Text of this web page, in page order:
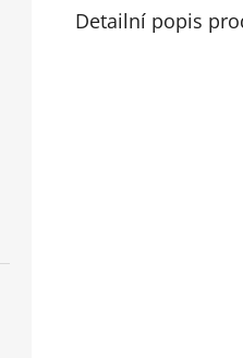
Detailní popis